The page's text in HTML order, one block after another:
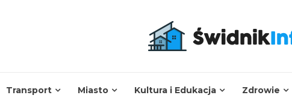
Transport Miasto Kultura i Edukacja Zdrowie